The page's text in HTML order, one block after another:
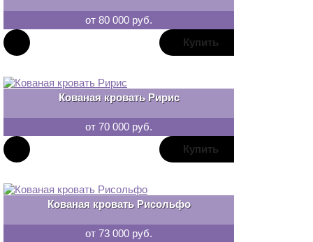
от 80 000 руб.
Кованая кровать Ририс
от 70 000 руб.
Кованая кровать Рисольфо
от 73 000 руб.